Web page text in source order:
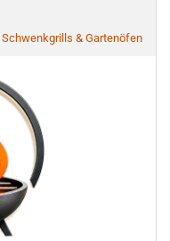
& Gartenöfen